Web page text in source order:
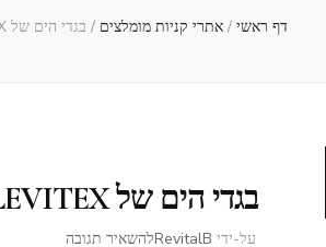
דף ראשי / אתרי קניות מומלצים / בגדי הים של LEVITEX לקיץ 2024
בגדי הים של LEVITEX לקיץ 2024
על-ידי RevitalBלהשאיר תגובהבנושא